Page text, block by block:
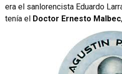
era el sanlorencista Eduardo
tenía el Doctor Ernesto Malbec